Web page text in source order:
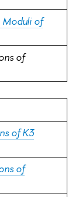
of
of
of K3
of